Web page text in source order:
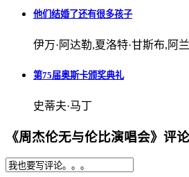
他们结婚了还有很多孩子
伊万·阿达勒,夏洛特·甘斯布,阿
第75届奥斯卡颁奖典礼
史蒂夫·马丁
《周杰伦无与伦比演唱会》评论